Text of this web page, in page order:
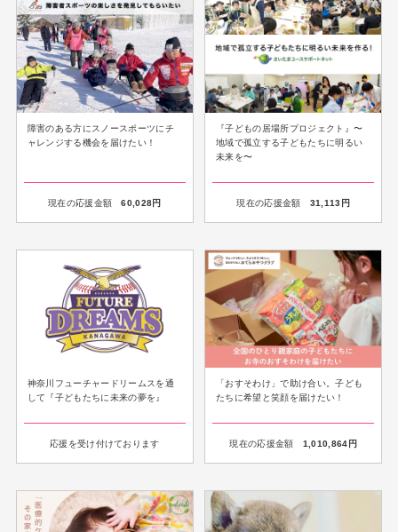
障害のある方にスノースポーツにチ
ャレンジする機会を届けたい！
現在の応援金額 60,028円
『子どもの居場所プロジェクト』〜
地域で孤立する子どもたちに明るい
未来を〜
現在の応援金額 31,113 円
神奈川フューチャードリームスを通
して『子どもたちに未来の夢を』
応援を受け付けております
「おすそわけ」で助け合い。子ども
たちに希望と笑顔を届けたい！
現在の応援金額 1,010,864 円